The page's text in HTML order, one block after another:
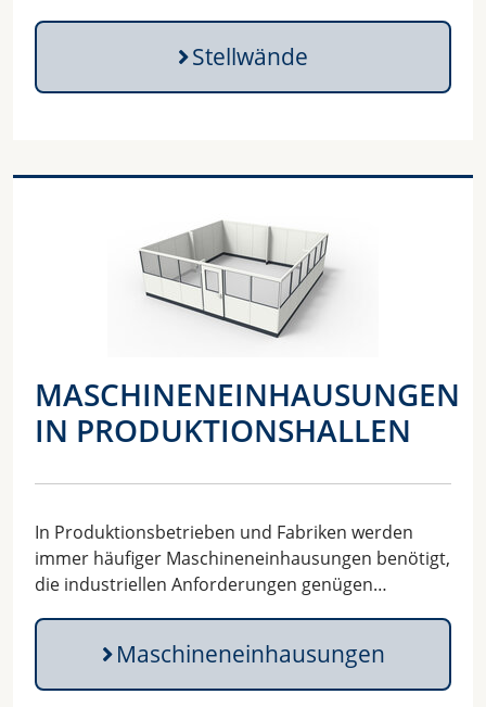
Stellwände
MASCHINENEINHAUSUNGEN
IN PRODUKTIONSHALLEN
In Produktionsbetrieben und Fabriken werden
immer häufiger Maschineneinhausungen benötigt,
die industriellen Anforderungen genügen…
Maschineneinhausungen